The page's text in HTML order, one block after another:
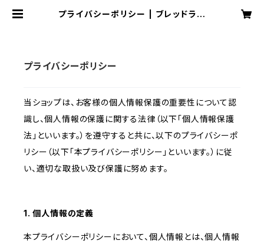
プライバシーポリシー | ブレッドラン
プライバシーポリシー
当ショップは、お客様の個人情報保護の重要性について認
識し、個人情報の保護に関する法律（以下「個人情報保護
法」といいます。）を遵守すると共に、以下のプライバシーポ
リシー（以下「本プライバシーポリシー」といいます。）に従
い、適切な取扱い及び保護に努めます。
1. 個人情報の定義
本プライバシーポリシーにおいて、個人情報とは、個人情報